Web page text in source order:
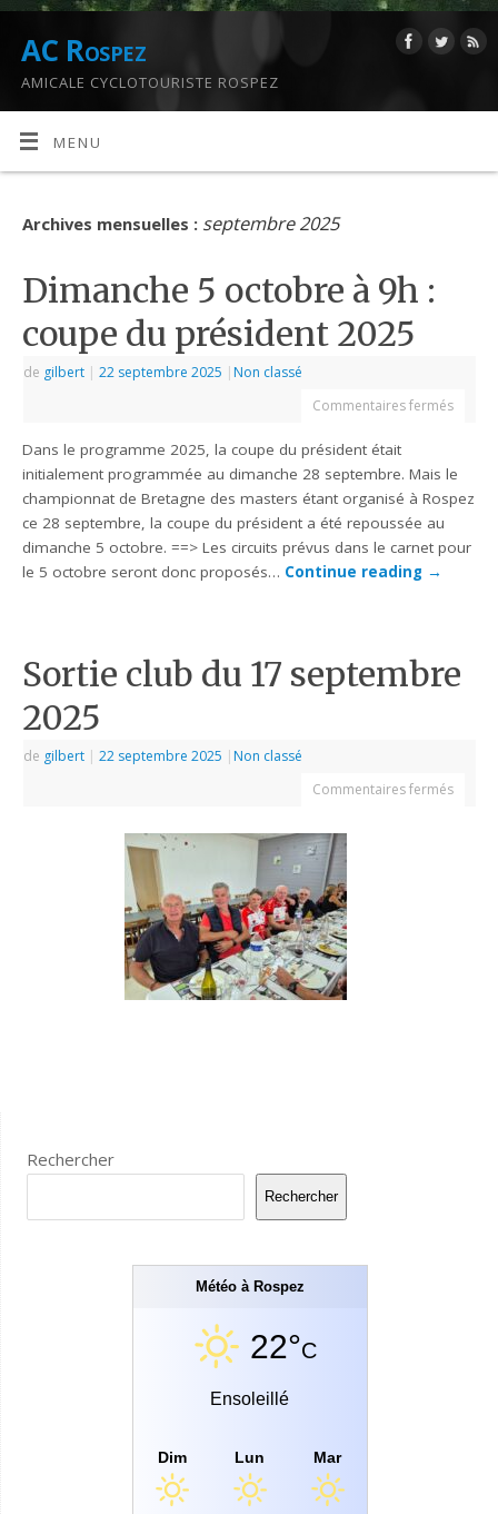
AC Rospez
AMICALE CYCLOTOURISTE ROSPEZ
MENU
Archives mensuelles : septembre 2025
Dimanche 5 octobre à 9h :
coupe du président 2025
de gilbert | 22 septembre 2025 | Non classé
Commentaires fermés
Dans le programme 2025, la coupe du président était
initialement programmée au dimanche 28 septembre. Mais le
championnat de Bretagne des masters étant organisé à Rospez
ce 28 septembre, la coupe du président a été repoussée au
dimanche 5 octobre. ==> Les circuits prévus dans le carnet pour
le 5 octobre seront donc proposés… Continue reading →
Sortie club du 17 septembre
2025
de gilbert | 22 septembre 2025 | Non classé
Commentaires fermés
Rechercher
Rechercher
Météo à Rospez
22°C
Ensoleillé
Dim Lun Mar